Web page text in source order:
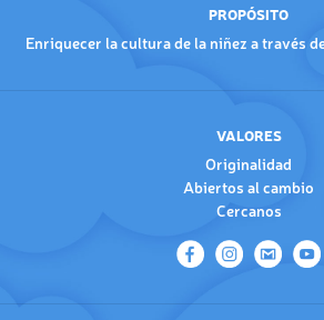
PROPÓSITO
Enriquecer la cultura de la niñez a través
VALORES
Originalidad
Abiertos al cambio
Cercanos